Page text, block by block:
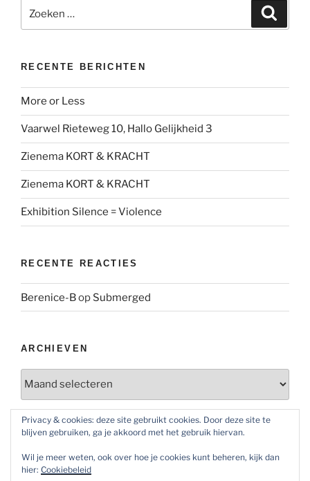
naar:
RECENTE BERICHTEN
More or Less
Vaarwel Rieteweg 10, Hallo Gelijkheid 3
Zienema KORT & KRACHT
Zienema KORT & KRACHT
Exhibition Silence = Violence
RECENTE REACTIES
Berenice-Bop Submerged
ARCHIEVEN
SOCIAL MEDIA
Bekijk
het
Bekijk
het
Bekijk
het
Privacy & cookies: deze site gebruikt cookies. Door deze site te
blijven gebruiken, ga je akkoord met het gebruik hiervan.
Wil je meer weten, ook over hoe je cookies kunt beheren, kijk dan
hier: Cookiebeleid